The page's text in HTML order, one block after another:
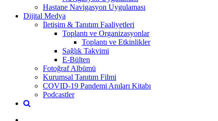
Hastane Navigasyon Uygulaması
Dijital Medya
İletişim & Tanıtım Faaliyetleri
Toplantı ve Organizasyonlar
Toplantı ve Etkinlikler
Sağlık Takvimi
E-Bülten
Fotoğraf Albümü
Kurumsal Tanıtım Filmi
COVID-19 Pandemi Anıları Kitabı
Podcastler